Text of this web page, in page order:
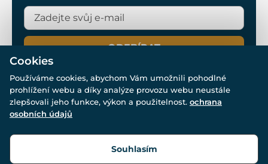
ODEBÍRAT
© Všechna práva vyhrazena. www.drakkaria.cz 2007-2026.
Cookies
Používáme cookies, abychom Vám umožnili pohodlné
prohlížení webu a díky analýze provozu webu neustále
zlepšovali jeho funkce, výkon a použitelnost. ochrana
osobních údajů
Souhlasím